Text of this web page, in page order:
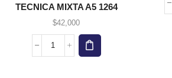
TECNICA MIXTA A5 1264
$42,000
LIBRETA